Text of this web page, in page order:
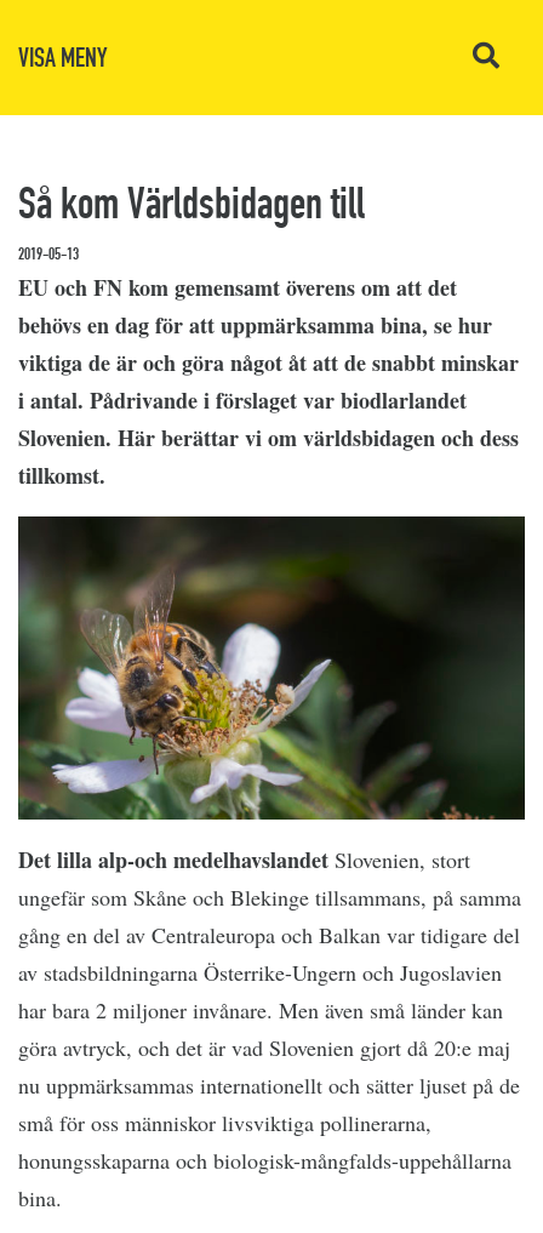
VISA MENY
Så kom Världsbidagen till
2019-05-13
EU och FN kom gemensamt överens om att det
behövs en dag för att uppmärksamma bina, se hur
viktiga de är och göra något åt att de snabbt minskar
i antal. Pådrivande i förslaget var biodlarlandet
Slovenien. Här berättar vi om världsbidagen och dess
tillkomst.
Det lilla alp-och medelhavslandet Slovenien, stort
ungefär som Skåne och Blekinge tillsammans, på samma
gång en del av Centraleuropa och Balkan var tidigare del
av stadsbildningarna Österrike-Ungern och Jugoslavien
har bara 2 miljoner invånare. Men även små länder kan
göra avtryck, och det är vad Slovenien gjort då 20:e maj
nu uppmärksammas internationellt och sätter ljuset på de
små för oss människor livsviktiga pollinerarna,
honungsskaparna och biologisk-mångfalds-uppehållarna
bina.